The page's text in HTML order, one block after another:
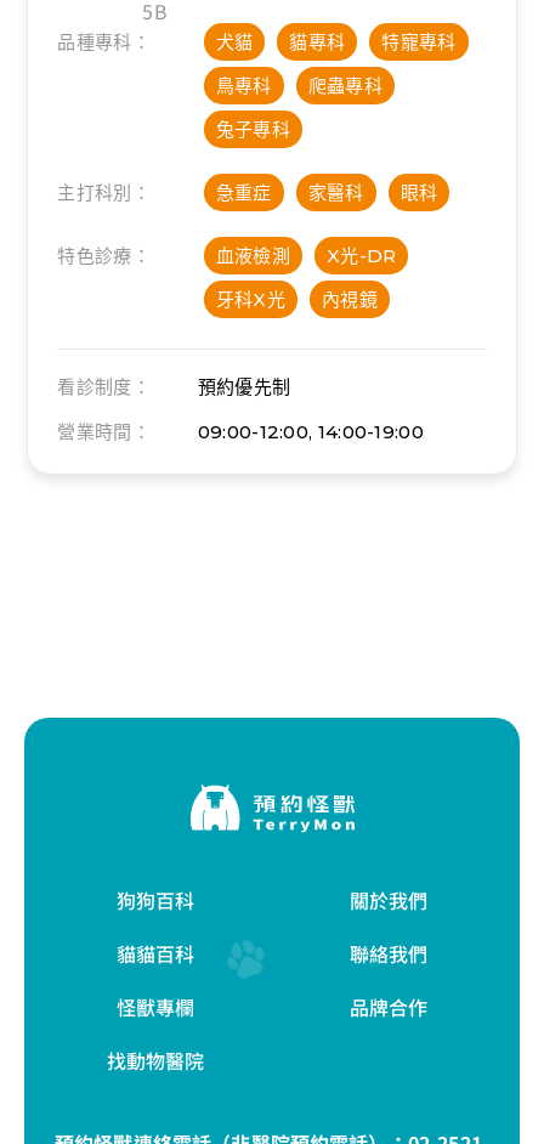
5B
品種專科： 犬貓 貓專科
特寵專科
鳥專科
爬蟲專科
兔子專科
主打科別： 急重症 家醫科 眼科
特色診療： 血液檢測
X光-DR
牙科X光
內視鏡
看診制度：
預約優先制
營業時間：
09:00-12:00, 14:00-19:00
狗狗百科
貓貓百科
怪獸專欄
找動物醫院
關於我們
聯絡我們
品牌合作